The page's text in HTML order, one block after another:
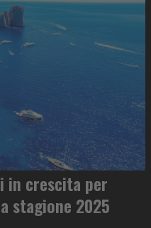
in crescita per
stagione 2025